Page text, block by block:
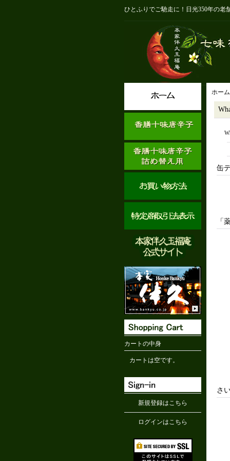
ひとふりでご馳走に！日光350年の老
カートの中身
カートは空です。
新規登録はこちら
ログインはこちら
ホーム
缶
「
さ